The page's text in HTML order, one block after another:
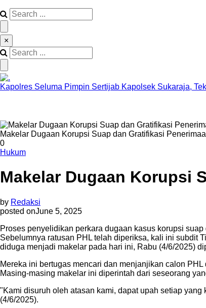
×
Kapolres Seluma Pimpin Sertijab Kapolsek Sukaraja,
Makelar Dugaan Korupsi Suap dan Gratifikasi
0
Hukum
Makelar Dugaan Korupsi
by Redaksi
posted onJune 5, 2025
Proses penyelidikan perkara dugaan kasus korupsi
Sebelumnya ratusan PHL telah diperiksa, kali ini subdit
diduga menjadi makelar pada hari ini, Rabu (4/6/2025)
Mereka ini bertugas mencari dan menjanjikan calon
Masing-masing makelar ini diperintah dari seseorang
"Kami disuruh oleh atasan kami, dapat upah setiap
(4/6/2025).